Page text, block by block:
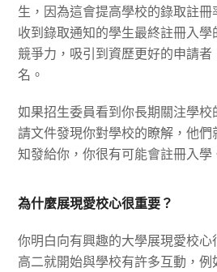
生，因為這會提高學校的錄取註冊
收到錄取通知的學生最終註冊入學
競爭力，吸引到資歷更好的申請
名。
如果招生委員看到你長期關注學
請文件發現你對學校的瞭解，他
知發給你，你很有可能會註冊入學
為什麼展現愛校心很重要？
你明白向有興趣的大學展現愛校
高二就開始與學校有許多互動，